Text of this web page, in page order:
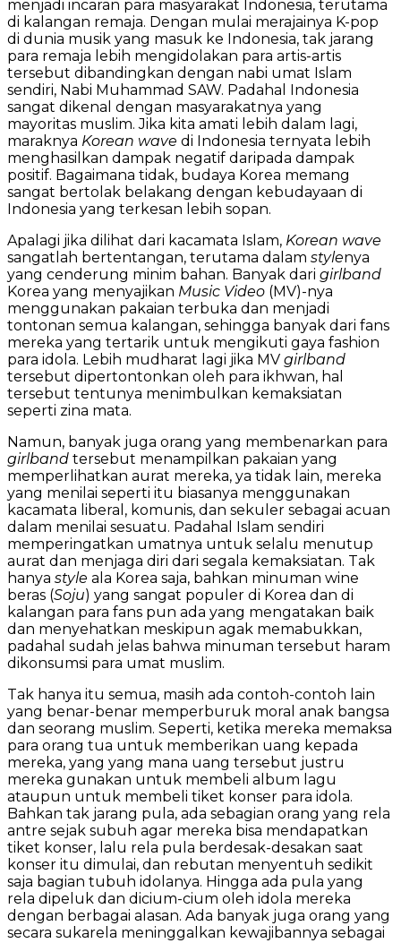
menjadi incaran para masyarakat Indonesia, terutama
di kalangan remaja. Dengan mulai merajainya K-pop
di dunia musik yang masuk ke Indonesia, tak jarang
para remaja lebih mengidolakan para artis-artis
tersebut dibandingkan dengan nabi umat Islam
sendiri, Nabi Muhammad SAW. Padahal Indonesia
sangat dikenal dengan masyarakatnya yang
mayoritas muslim. Jika kita amati lebih dalam lagi,
maraknya Korean wave di Indonesia ternyata lebih
menghasilkan dampak negatif daripada dampak
positif. Bagaimana tidak, budaya Korea memang
sangat bertolak belakang dengan kebudayaan di
Indonesia yang terkesan lebih sopan.
Apalagi jika dilihat dari kacamata Islam, Korean wave
sangatlah bertentangan, terutama dalam stylenya
yang cenderung minim bahan. Banyak dari girlband
Korea yang menyajikan Music Video (MV)-nya
menggunakan pakaian terbuka dan menjadi
tontonan semua kalangan, sehingga banyak dari fans
mereka yang tertarik untuk mengikuti gaya fashion
para idola. Lebih mudharat lagi jika MV girlband
tersebut dipertontonkan oleh para ikhwan, hal
tersebut tentunya menimbulkan kemaksiatan
seperti zina mata.
Namun, banyak juga orang yang membenarkan para
girlband tersebut menampilkan pakaian yang
memperlihatkan aurat mereka, ya tidak lain, mereka
yang menilai seperti itu biasanya menggunakan
kacamata liberal, komunis, dan sekuler sebagai acuan
dalam menilai sesuatu. Padahal Islam sendiri
memperingatkan umatnya untuk selalu menutup
aurat dan menjaga diri dari segala kemaksiatan. Tak
hanya style ala Korea saja, bahkan minuman wine
beras (Soju) yang sangat populer di Korea dan di
kalangan para fans pun ada yang mengatakan baik
dan menyehatkan meskipun agak memabukkan,
padahal sudah jelas bahwa minuman tersebut haram
dikonsumsi para umat muslim.
Tak hanya itu semua, masih ada contoh-contoh lain
yang benar-benar memperburuk moral anak bangsa
dan seorang muslim. Seperti, ketika mereka memaksa
para orang tua untuk memberikan uang kepada
mereka, yang yang mana uang tersebut justru
mereka gunakan untuk membeli album lagu
ataupun untuk membeli tiket konser para idola.
Bahkan tak jarang pula, ada sebagian orang yang rela
antre sejak subuh agar mereka bisa mendapatkan
tiket konser, lalu rela pula berdesak-desakan saat
konser itu dimulai, dan rebutan menyentuh sedikit
saja bagian tubuh idolanya. Hingga ada pula yang
rela dipeluk dan dicium-cium oleh idola mereka
dengan berbagai alasan. Ada banyak juga orang yang
secara sukarela meninggalkan kewajibannya sebagai